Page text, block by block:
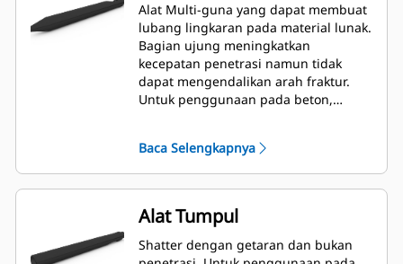
Alat Multi-guna yang dapat membuat
lubang lingkaran pada material lunak.
Bagian ujung meningkatkan
kecepatan penetrasi namun tidak
dapat mengendalikan arah fraktur.
Untuk penggunaan pada beton,
Baca Selengkapnya
Alat Tumpul
Shatter dengan getaran dan bukan